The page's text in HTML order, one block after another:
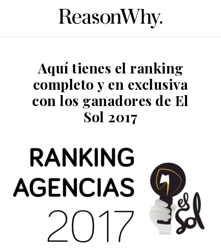
Aquí tienes el ranking
completo y en exclusiva
con los ganadores de El
Sol 2017